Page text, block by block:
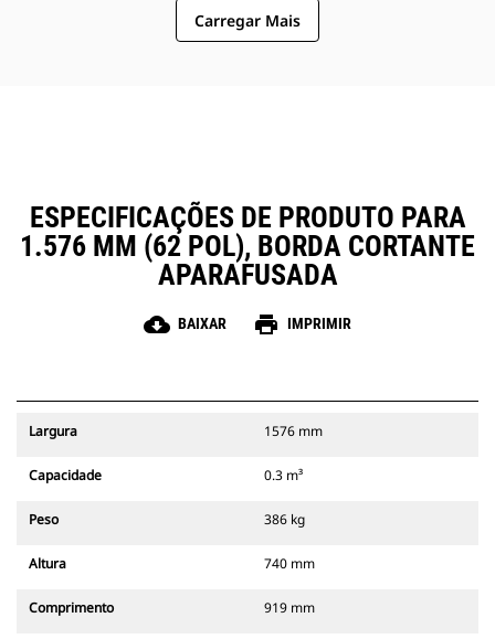
Carregar Mais
ESPECIFICAÇÕES DE PRODUTO PARA
1.576 MM (62 POL), BORDA CORTANTE
APARAFUSADA
cloud_download BAIXAR print IMPRIMIR
Largura 1576 mm
Capacidade 0.3 m³
Peso 386 kg
Altura 740 mm
Comprimento 919 mm